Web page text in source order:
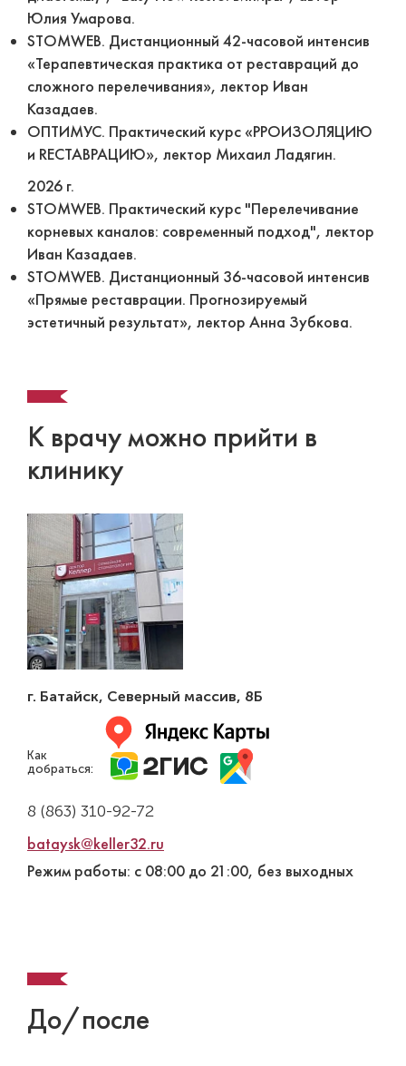
Юлия Умарова.
STOMWEB. Дистанционный 42-часовой интенсив
«Терапевтическая практика от реставраций до
сложного перелечивания», лектор Иван
Казадаев.
ОПТИМУС. Практический курс «PРОИЗОЛЯЦИЮ
и RECTABРАЦИЮ», лектор Михаил Ладягин.
2026 г.
STOMWEB. Практический курс "Перелечивание
корневых каналов: современный подход", лектор
Иван Казадаев.
STOMWEB. Дистанционный 36-часовой интенсив
«Прямые реставрации. Прогнозируемый
эстетичный результат», лектор Анна Зубкова.
К врачу можно прийти в
клинику
г. Батайск, Северный массив, 8Б
Как
добраться:
8 (863) 310-92-72
bataysk@keller32.ru
Режим работы: с 08:00 до 21:00, без выходных
До/после